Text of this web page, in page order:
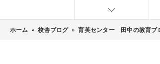
ホーム » 校舎ブログ » 育英センター 田中の教育ブ